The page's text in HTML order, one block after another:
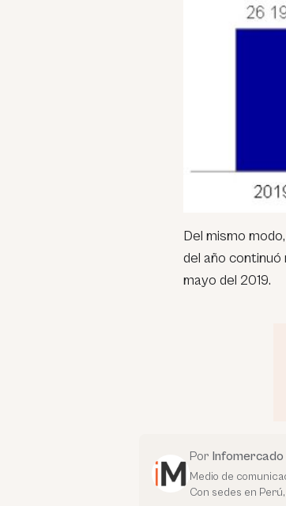
Del mismo
del año
mayo del 2019.
Por Infomercado
Medio de
Con sedes en